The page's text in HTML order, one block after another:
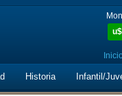
u$
Historia Infantil/